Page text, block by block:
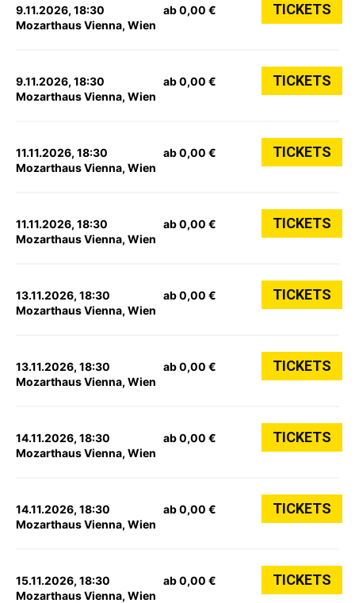
9.11.2026, 18:30
Mozarthaus Vienna, Wien
ab 0,00 € TICKETS
9.11.2026, 18:30
Mozarthaus Vienna, Wien
ab 0,00 € TICKETS
11.11.2026, 18:30
Mozarthaus Vienna, Wien
ab 0,00 € TICKETS
11.11.2026, 18:30
Mozarthaus Vienna, Wien
ab 0,00 € TICKETS
13.11.2026, 18:30
Mozarthaus Vienna, Wien
ab 0,00 € TICKETS
13.11.2026, 18:30
Mozarthaus Vienna, Wien
ab 0,00 € TICKETS
14.11.2026, 18:30
Mozarthaus Vienna, Wien
ab 0,00 € TICKETS
14.11.2026, 18:30
Mozarthaus Vienna, Wien
ab 0,00 € TICKETS
15.11.2026, 18:30
Mozarthaus Vienna, Wien
ab 0,00 € TICKETS